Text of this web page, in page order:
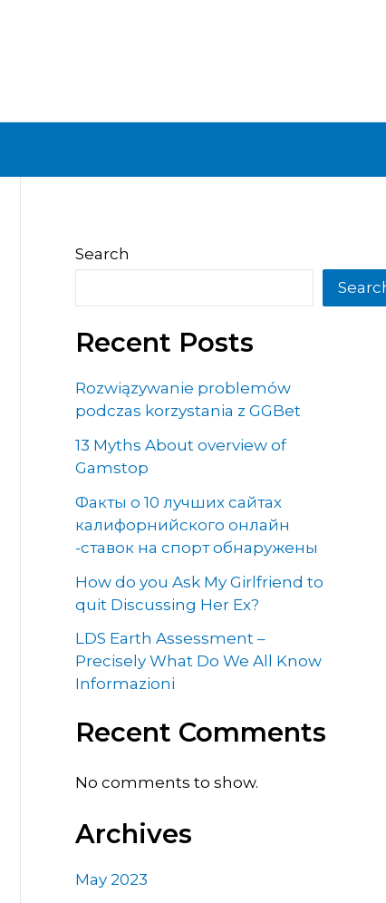
Search
Recent Posts
Rozwiązywanie problemów
podczas korzystania z GGBet
13 Myths About overview of
Gamstop
Факты о 10 лучших сайтах
калифорнийского онлайн
-ставок на спорт обнаружены
How do you Ask My Girlfriend to
quit Discussing Her Ex?
LDS Earth Assessment –
Precisely What Do We All Know
Informazioni
Recent Comments
No comments to show.
Archives
May 2023